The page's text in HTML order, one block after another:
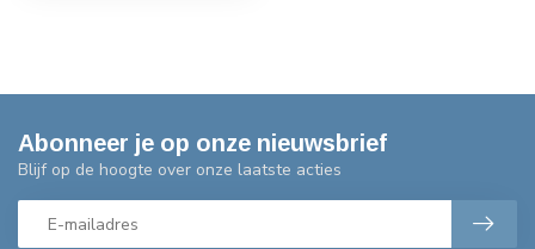
Abonneer je op onze nieuwsbrief
Blijf op de hoogte over onze laatste acties